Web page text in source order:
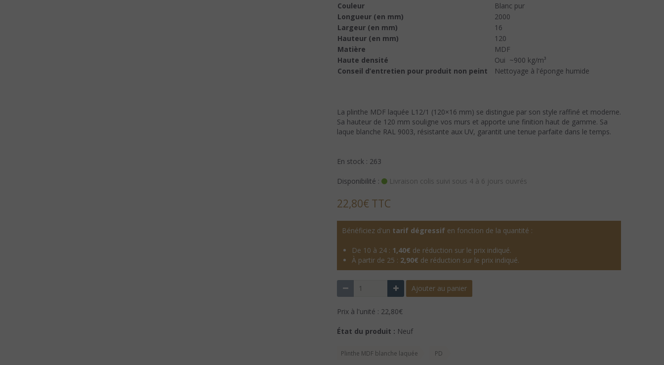
Couleur
Blanc pur
Longueur (en mm)
2000
Largeur (en mm)
16
Hauteur (en mm)
120
Matière
MDF
Haute densité
Oui ~900 kg/m³
Conseil d’entretien pour produit non peint
Nettoyage à l'éponge humide
La plinthe MDF laquée L12/1 (120×16 mm) se distingue par son style raffiné et moderne.
Sa hauteur de 120 mm souligne vos murs et apporte une finition haut de gamme. Sa
laque blanche RAL 9003, résistante aux UV, garantit une tenue parfaite dans le temps.
En stock : 263
Disponibilité : Livraison colis suivi sous 4 à 6 jours ouvrés
22,80€ TTC
Bénéficiez d'un tarif dégressif en fonction de la quantité :
De 10 à 24 : 1,40€ de réduction sur le prix indiqué.
À partir de 25 : 2,90€ de réduction sur le prix indiqué.
Ajouter au panier
Prix à l'unité : 22,80€
État du produit : Neuf
Plinthe MDF blanche laquée PD